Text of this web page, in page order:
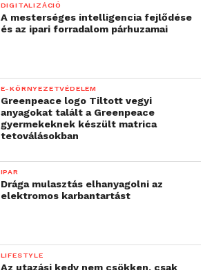
DIGITALIZÁCIÓ
A mesterséges intelligencia fejlődése
és az ipari forradalom párhuzamai
E-KÖRNYEZETVÉDELEM
Greenpeace logo Tiltott vegyi
anyagokat talált a Greenpeace
gyermekeknek készült matrica
tetoválásokban
IPAR
Drága mulasztás elhanyagolni az
elektromos karbantartást
LIFESTYLE
Az utazási kedv nem csökken, csak